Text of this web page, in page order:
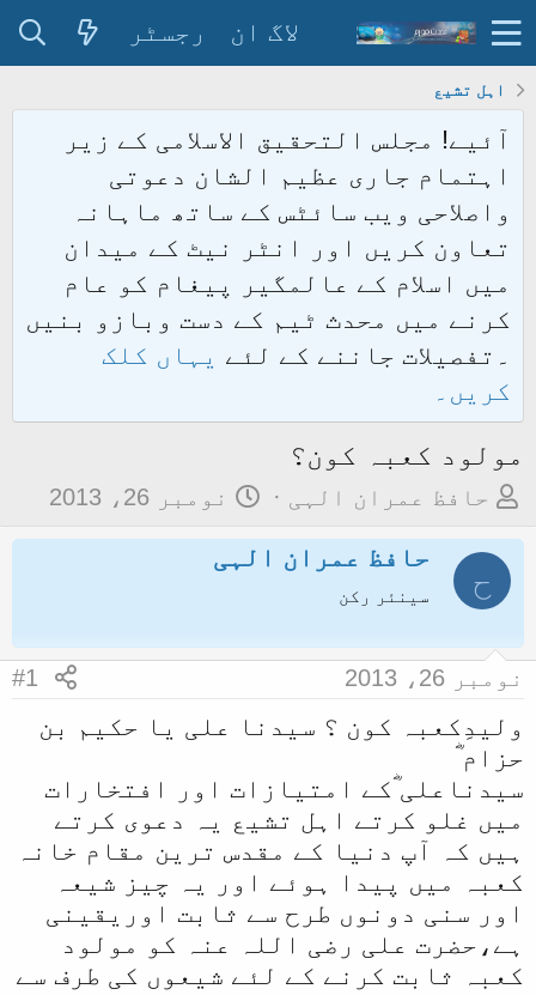
لاگ ان رجسٹر
اہل تشیع
آئیے! مجلس التحقیق الاسلامی کے زیر
اہتمام جاری عظیم الشان دعوتی
واصلاحی ویب سائٹس کے ساتھ ماہانہ
تعاون کریں اور انٹر نیٹ کے میدان
میں اسلام کے عالمگیر پیغام کو عام
کرنے میں محدث ٹیم کے دست وبازو بنیں
۔تفصیلات جاننے کے لئے یہاں کلک
کریں۔
مولود کعبہ کون؟
م
و
ک
آ
غ
ا
ز
ک
ر
ن
ے
حافظ عمران الہی
ت
ر
آ
ا
نومبر 26، 2013
ح
حافظ عمران الہی
سینئر رکن
نومبر 26، 2013 #1
وليدِکعبہ کون ؟ سيدنا علی یا حکیم بن
حزام ؓ
سیدناعلی ؓکے امتیازات اور افتخارات
میں غلو کرتے اہل تشیع یہ دعوی کرتے
ہیں کہ آپ دنیا کے مقدس ترین مقام خانہ
کعبہ میں پیدا ہوئے اور یہ چیز شیعہ
اور سنی دونوں طرح سے ثابت اوریقینی
ہے،حضرت علی رضی اللہ عنہ کو مولود
کعبہ ثابت کرنے کے لئے شیعوں کی طرف سے